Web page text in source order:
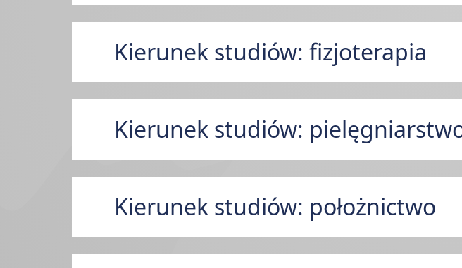
Kierunek studiów: fizjoterapia
Kierunek studiów:
Kierunek studiów: położnictwo